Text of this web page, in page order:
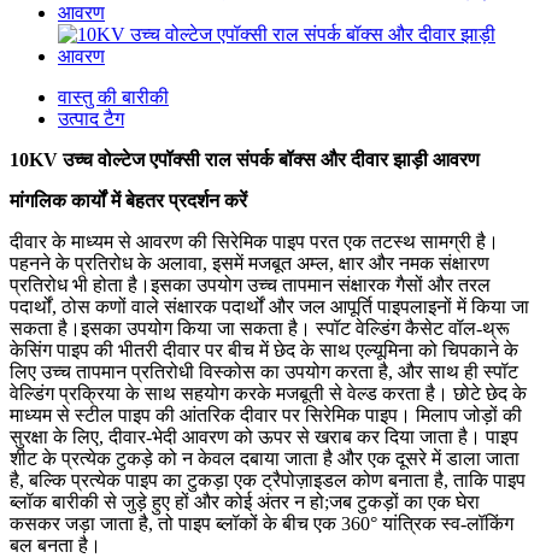
वास्तु की बारीकी
उत्पाद टैग
10KV उच्च वोल्टेज एपॉक्सी राल संपर्क बॉक्स और दीवार झाड़ी आवरण
मांगलिक कार्यों में बेहतर प्रदर्शन करें
दीवार के माध्यम से आवरण की सिरेमिक पाइप परत एक तटस्थ सामग्री है।
पहनने के प्रतिरोध के अलावा, इसमें मजबूत अम्ल, क्षार और नमक संक्षारण
प्रतिरोध भी होता है।इसका उपयोग उच्च तापमान संक्षारक गैसों और तरल
पदार्थों, ठोस कणों वाले संक्षारक पदार्थों और जल आपूर्ति पाइपलाइनों में किया जा
सकता है।इसका उपयोग किया जा सकता है। स्पॉट वेल्डिंग कैसेट वॉल-थ्रू
केसिंग पाइप की भीतरी दीवार पर बीच में छेद के साथ एल्यूमिना को चिपकाने के
लिए उच्च तापमान प्रतिरोधी विस्कोस का उपयोग करता है, और साथ ही स्पॉट
वेल्डिंग प्रक्रिया के साथ सहयोग करके मजबूती से वेल्ड करता है। छोटे छेद के
माध्यम से स्टील पाइप की आंतरिक दीवार पर सिरेमिक पाइप। मिलाप जोड़ों की
सुरक्षा के लिए, दीवार-भेदी आवरण को ऊपर से खराब कर दिया जाता है। पाइप
शीट के प्रत्येक टुकड़े को न केवल दबाया जाता है और एक दूसरे में डाला जाता
है, बल्कि प्रत्येक पाइप का टुकड़ा एक ट्रैपोज़ाइडल कोण बनाता है, ताकि पाइप
ब्लॉक बारीकी से जुड़े हुए हों और कोई अंतर न हो;जब टुकड़ों का एक घेरा
कसकर जड़ा जाता है, तो पाइप ब्लॉकों के बीच एक 360° यांत्रिक स्व-लॉकिंग
बल बनता है।